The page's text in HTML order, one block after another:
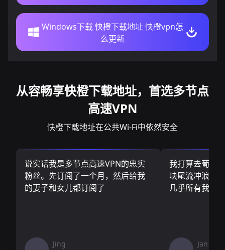
Windows下载 快橙下载地址 快橙vpn怎
么更新
从容畅享快橙下载地址，首选多节点
高速VPN
快橙下载地址在公共Wi-Fi中依然安全
说实话我是多节点高速VPN的忠实
粉丝。先订阅了一个月，然后给我
的妻子和女儿都订阅了
Jing
我打算去葡萄
块尾流冲浪板
几乎所有我需
Jan V